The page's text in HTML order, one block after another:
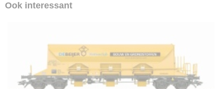
Ook interessant